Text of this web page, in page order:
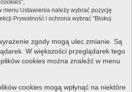
menu Ustawienia należy wybrać pozycję
Prywatność i ochrona wybrać “Blokuj
zgody mogą ulec zmianie. Są
W większości przeglądarek tego
cookies można znaleźć w menu
cookies mogą wpłynąć na niektóre